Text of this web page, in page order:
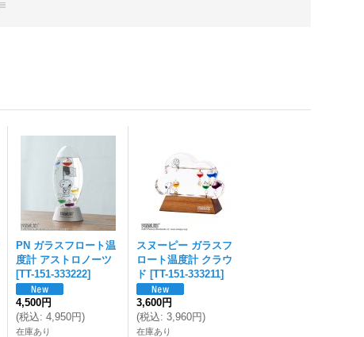
PN ガラスフロート温
度計 アストロノーツ
[TT-151-333222]
4,500円
(税込: 4,950円)
在庫あり
スヌーピー ガラスフ
ロート温度計 クラウ
ド [TT-151-333211]
3,600円
(税込: 3,960円)
在庫あり